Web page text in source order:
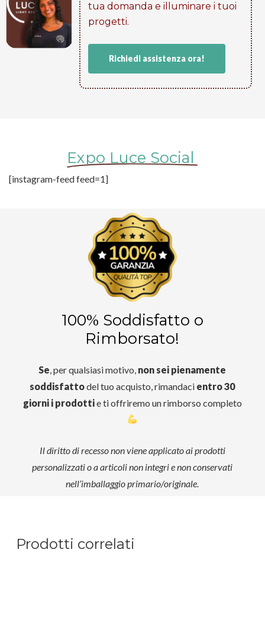
tua domanda e illuminare i tuoi
progetti​.
Richiedi assistenza ora!
Expo Luce Social
[instagram-feed feed=1]
100% Soddisfatto o
Rimborsato!
Se , per qualsiasi motivo, non sei pienamente
soddisfattodel tuo acquisto, rimandaci entro 30
giorni i prodottie ti offriremo un rimborso completo
Il diritto di recesso non viene applicato ai prodotti
personalizzati o a articoli non integri e non conservati
nell’imballaggio primario/originale.
Prodotti correlati